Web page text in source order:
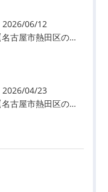
2026/06/12
【名古屋市熱田区の警備会社】暑熱順化で熱中症対策を！
2026/04/23
【名古屋市熱田区の警備会社】GWの面接状況について！